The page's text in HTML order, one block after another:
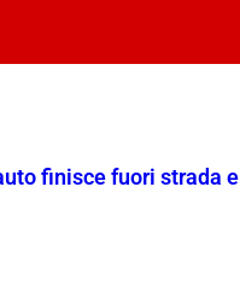
finisce fuori strada